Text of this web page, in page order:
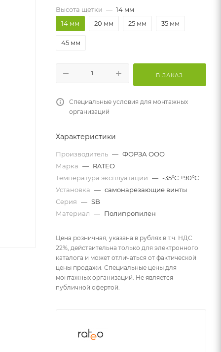
Высота щетки — 14 мм
14 мм
20 мм 25 мм 35 мм
45 мм
В ЗАКАЗ
Специальные условия для монтажных
организаций
Характеристики
Производитель — ФОРЗА ООО
Марка — RATEO
Температура эксплуатации — -35°С +90°С
Установка — самонарезающие винты
Серия — SB
Материал — Полипропилен
Цена розничная, указана в рублях в т.ч. НДС
22%, действительна только для электронного
каталога и может отличаться от фактической
цены продажи. Специальные цены для
монтажных организаций. Не является
публичной офертой.